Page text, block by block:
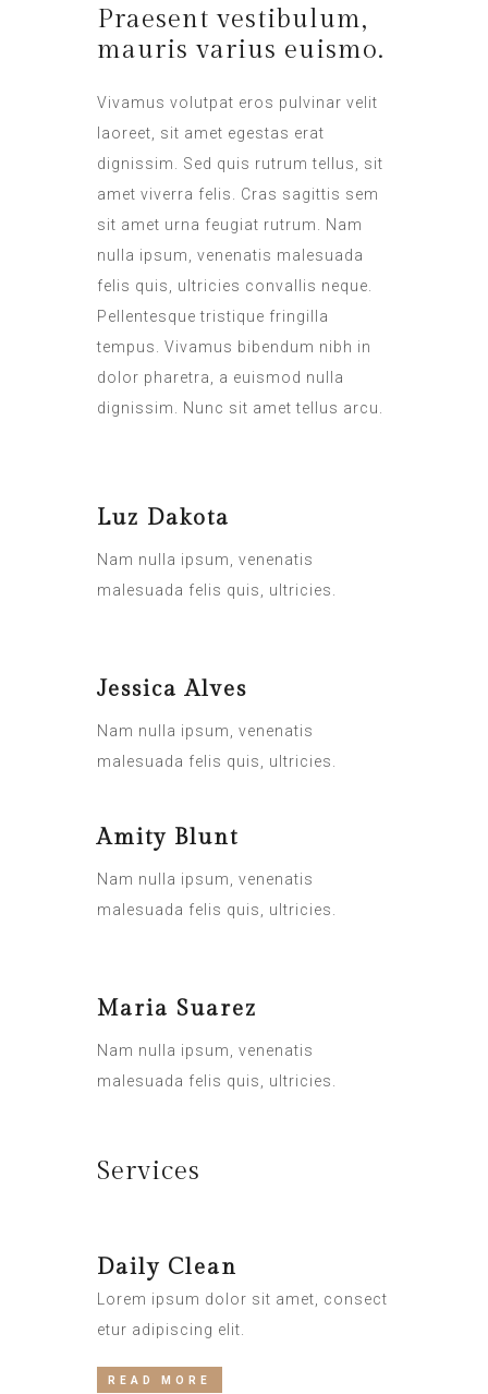
Praesent vestibulum,
mauris varius euismo.
Vivamus volutpat eros pulvinar velit
laoreet, sit amet egestas erat
dignissim. Sed quis rutrum tellus, sit
amet viverra felis. Cras sagittis sem
sit amet urna feugiat rutrum. Nam
nulla ipsum, venenatis malesuada
felis quis, ultricies convallis neque.
Pellentesque tristique fringilla
tempus. Vivamus bibendum nibh in
dolor pharetra, a euismod nulla
dignissim. Nunc sit amet tellus arcu.
Luz Dakota
Nam nulla ipsum, venenatis
malesuada felis quis, ultricies.
Jessica Alves
Nam nulla ipsum, venenatis
malesuada felis quis, ultricies.
Amity Blunt
Nam nulla ipsum, venenatis
malesuada felis quis, ultricies.
Maria Suarez
Nam nulla ipsum, venenatis
malesuada felis quis, ultricies.
Services
Daily Clean
Lorem ipsum dolor sit amet, consect
etur adipiscing elit.
READ MORE